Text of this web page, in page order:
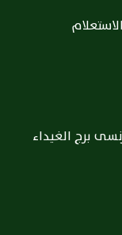
برج الغيداء